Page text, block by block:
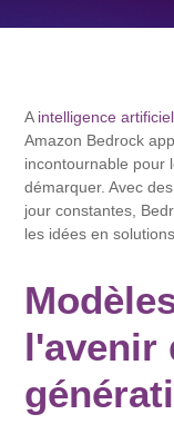
Aintelligence
Amazon Bedrock
incontournable pour
démarquer. Avec
jour constantes,
les idées en
l'avenir